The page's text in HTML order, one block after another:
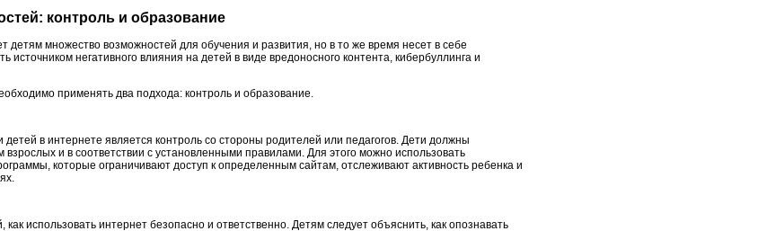
контроль и образование
множество возможностей для обучения и развития, но в то же время несет в себе
негативного влияния на детей в виде вредоносного контента, кибербуллинга и
применять два подхода: контроль и образование.
в интернете является контроль со стороны родителей или педагогов. Дети должны
и в соответствии с установленными правилами. Для этого можно использовать
которые ограничивают доступ к определенным сайтам, отслеживают активность ребенка и
использовать интернет безопасно и ответственно. Детям следует объяснить, как опознавать